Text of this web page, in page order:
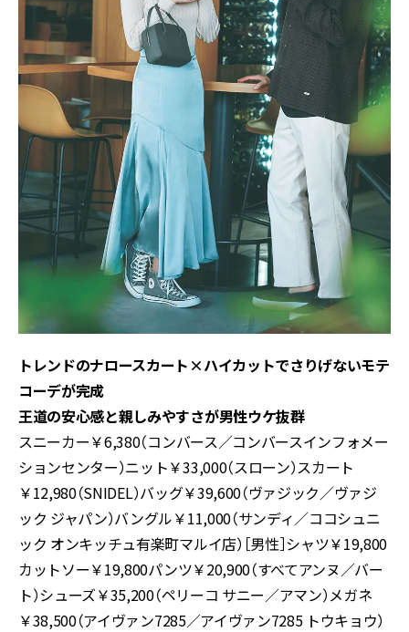
トレンドのナロースカート×ハイカットでさりげないモテ
コーデが完成
王道の安心感と親しみやすさが男性ウケ抜群
スニーカー￥6,380（コンバース／コンバースインフォメー
ションセンター）ニット￥33,000（スローン）スカート
￥12,980（SNIDEL）バッグ￥39,600（ヴァジック／ヴァジ
ック ジャパン）バングル￥11,000（サンディ／ココシュニ
ック オンキッチュ有楽町マルイ店）［男性］シャツ￥19,800
カットソー￥19,800パンツ￥20,900（すべてアンヌ／バー
ト）シューズ￥35,200（ペリーコ サニー／アマン）メガネ
￥38,500（アイヴァン7285／アイヴァン7285 トウキョウ）